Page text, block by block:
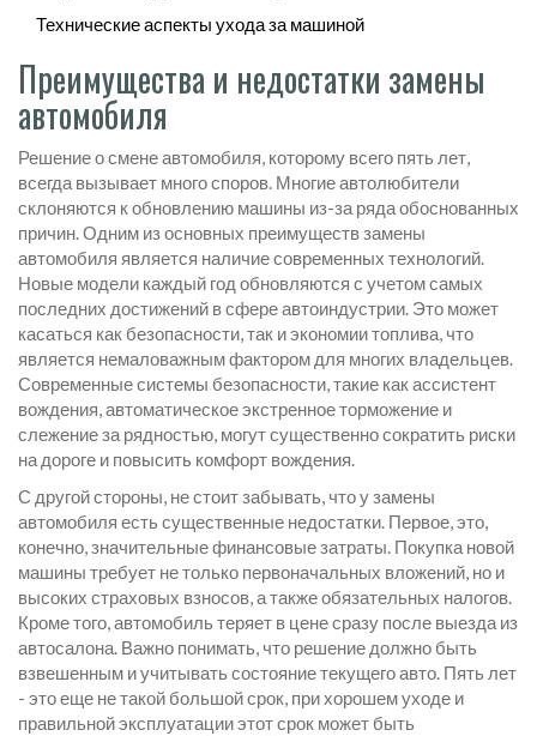
Технические аспекты ухода за машиной
Преимущества и недостатки замены
автомобиля
Решение о смене автомобиля, которому всего пять лет,
всегда вызывает много споров. Многие автолюбители
склоняются к обновлению машины из-за ряда обоснованных
причин. Одним из основных преимуществ замены
автомобиля является наличие современных технологий.
Новые модели каждый год обновляются с учетом самых
последних достижений в сфере автоиндустрии. Это может
касаться как безопасности, так и экономии топлива, что
является немаловажным фактором для многих владельцев.
Современные системы безопасности, такие как ассистент
вождения, автоматическое экстренное торможение и
слежение за рядностью, могут существенно сократить риски
на дороге и повысить комфорт вождения.
С другой стороны, не стоит забывать, что у замены
автомобиля есть существенные недостатки. Первое, это,
конечно, значительные финансовые затраты. Покупка новой
машины требует не только первоначальных вложений, но и
высоких страховых взносов, а также обязательных налогов.
Кроме того, автомобиль теряет в цене сразу после выезда из
автосалона. Важно понимать, что решение должно быть
взвешенным и учитывать состояние текущего авто. Пять лет
- это еще не такой большой срок, при хорошем уходе и
правильной эксплуатации этот срок может быть